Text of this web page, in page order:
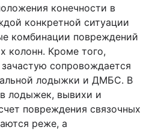
конечности в
конкретной ситуации
комбинации повреждений
колонн. Кроме того,
сопровождается
лодыжки и ДМБС. В
лодыжек, вывихи и
повреждения связочных
реже, а